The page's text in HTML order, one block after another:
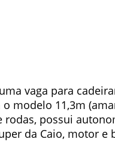
vaga para
modelo 11,3m
possui
da Caio, motor e